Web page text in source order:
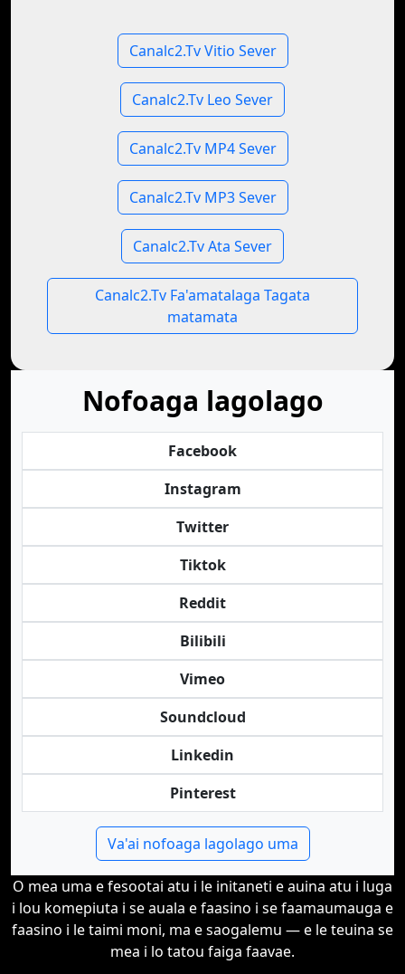
Canalc2.Tv Vitio Sever
Canalc2.Tv Leo Sever
Canalc2.Tv MP4 Sever
Canalc2.Tv MP3 Sever
Canalc2.Tv Ata Sever
Canalc2.Tv Fa'amatalaga Tagata
matamata
Nofoaga lagolago
Facebook
Instagram
Twitter
Tiktok
Reddit
Bilibili
Vimeo
Soundcloud
Linkedin
Pinterest
Va'ai nofoaga lagolago uma
O mea uma e fesootai atu i le initaneti e auina atu i luga
i lou komepiuta i se auala e faasino i se faamaumauga e
faasino i le taimi moni, ma e saogalemu — e le teuina se
mea i lo tatou faiga faavae.